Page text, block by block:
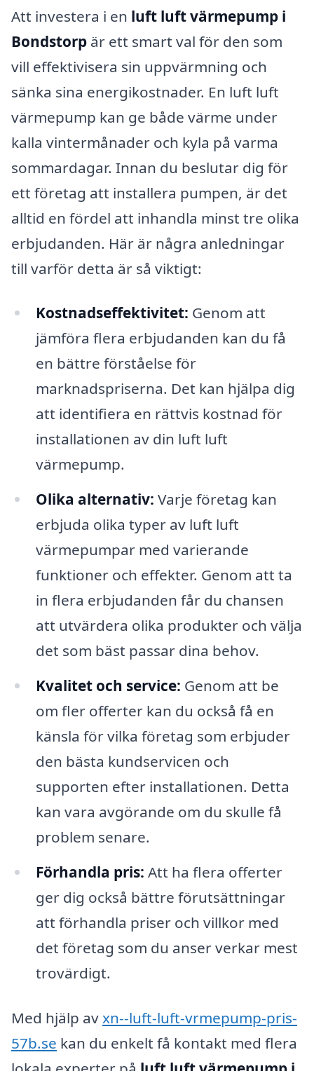
Att investera i en luft luft värmepump i
Bondstorp är ett smart val för den som
vill effektivisera sin uppvärmning och
sänka sina energikostnader. En luft luft
värmepump kan ge både värme under
kalla vintermånader och kyla på varma
sommardagar. Innan du beslutar dig för
ett företag att installera pumpen, är det
alltid en fördel att inhandla minst tre olika
erbjudanden. Här är några anledningar
till varför detta är så viktigt:
Kostnadseffektivitet: Genom att
jämföra flera erbjudanden kan du få
en bättre förståelse för
marknadspriserna. Det kan hjälpa dig
att identifiera en rättvis kostnad för
installationen av din luft luft
värmepump.
Olika alternativ: Varje företag kan
erbjuda olika typer av luft luft
värmepumpar med varierande
funktioner och effekter. Genom att ta
in flera erbjudanden får du chansen
att utvärdera olika produkter och välja
det som bäst passar dina behov.
Kvalitet och service: Genom att be
om fler offerter kan du också få en
känsla för vilka företag som erbjuder
den bästa kundservicen och
supporten efter installationen. Detta
kan vara avgörande om du skulle få
problem senare.
Förhandla pris: Att ha flera offerter
ger dig också bättre förutsättningar
att förhandla priser och villkor med
det företag som du anser verkar mest
trovärdigt.
Med hjälp avxn--luft-luft-vrmepump-pris-
57b.se kan du enkelt få kontakt med flera